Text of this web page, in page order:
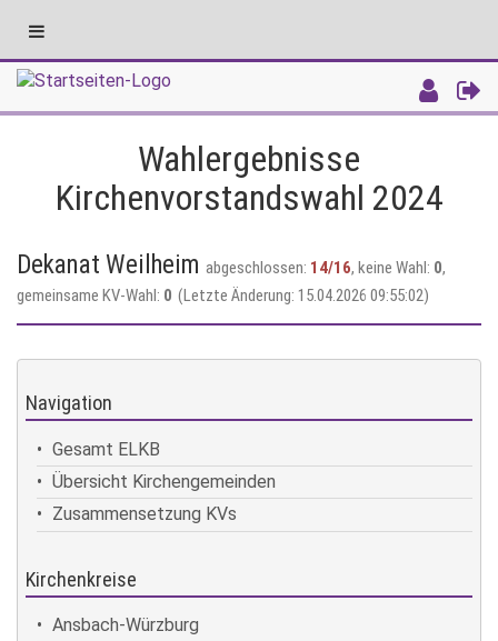
Toggle
navigation
Wahlergebnisse
Kirchenvorstandswahl 2024
Dekanat Weilheim abgeschlossen: 14/16, keine Wahl: 0,
gemeinsame KV-Wahl: 0 (Letzte Änderung: 15.04.2026 09:55:02)
Navigation
Gesamt ELKB
Übersicht Kirchengemeinden
Zusammensetzung KVs
Kirchenkreise
Ansbach-Würzburg